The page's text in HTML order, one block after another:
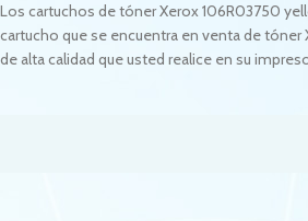
Los cartuchos de tóner Xerox 106R03750
cartucho que se encuentra en venta de
de alta calidad que usted realice en su